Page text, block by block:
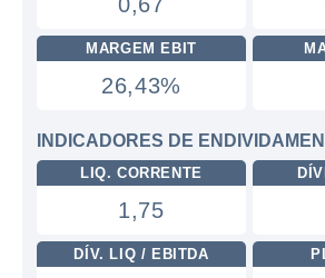
MARGEM EBIT
26,43%
INDICADORES DE
LIQ. CORRENTE
1,75
DÍV. LIQ / EBITDA